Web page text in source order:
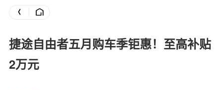
捷途自由者五月购车季钜惠！至高补贴
2万元